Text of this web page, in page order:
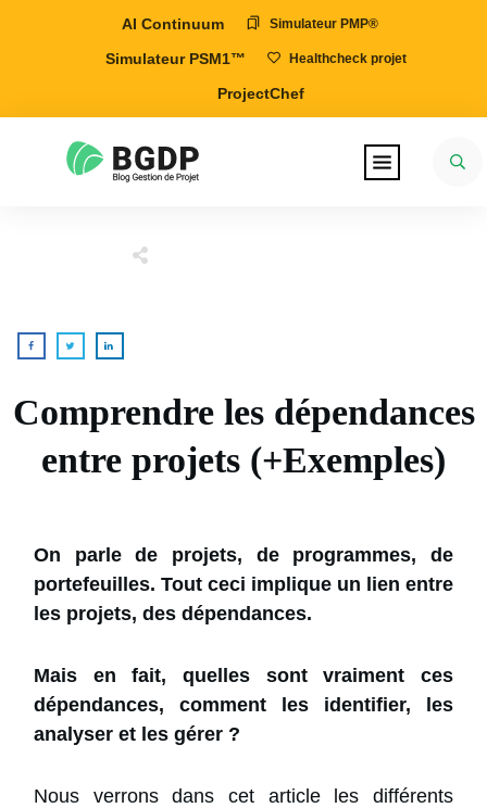
AI Continuum Simulateur PMP®
Simulateur PSM1™ Healthcheck projet
ProjectChef
Comprendre les dépendances
entre projets (+Exemples)
On parle de projets, de programmes, de
portefeuilles. Tout ceci implique un lien entre
les projets, des dépendances.
Mais en fait, quelles sont vraiment ces
dépendances, comment les identifier, les
analyser et les gérer ?
Nous verrons dans cet article les différents